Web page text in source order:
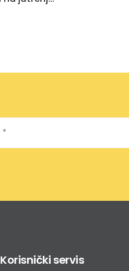
Korisnički servis